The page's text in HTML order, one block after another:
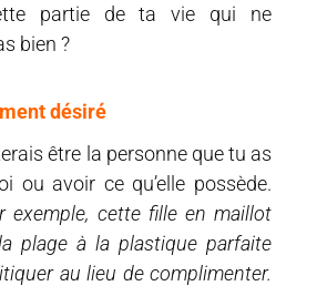
partie de ta vie qui ne
bien ?
désiré
être la personne que tu as
ou avoir ce qu’elle possède.
exemple, cette fille en maillot
plage à la plastique parfaite
au lieu de complimenter.